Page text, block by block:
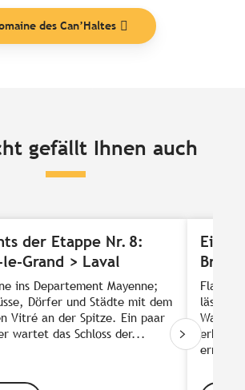
des Can’Haltes
gefällt Ihnen auch
der Etappe Nr. 8:
Grand > Laval
ins Departement Mayenne;
Dörfer und Städte mit dem
Vitré an der Spitze. Ein paar
wartet das Schloss der...
Eine
lässt